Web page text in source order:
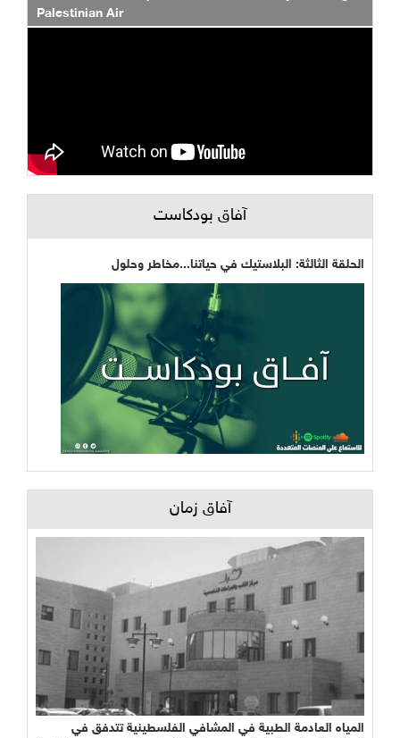
Palestinian Air
آفاق بودكاست
الحلقة الثالثة: البلاستيك في حياتنا...مخاطر وحلول
آفاق زمان
المياه العادمة الطبية في المشافي الفلسطينية تتدفق في